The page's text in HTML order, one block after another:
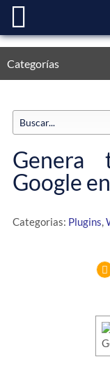
Categorías
Genera
Google
Categorias: Plugins,